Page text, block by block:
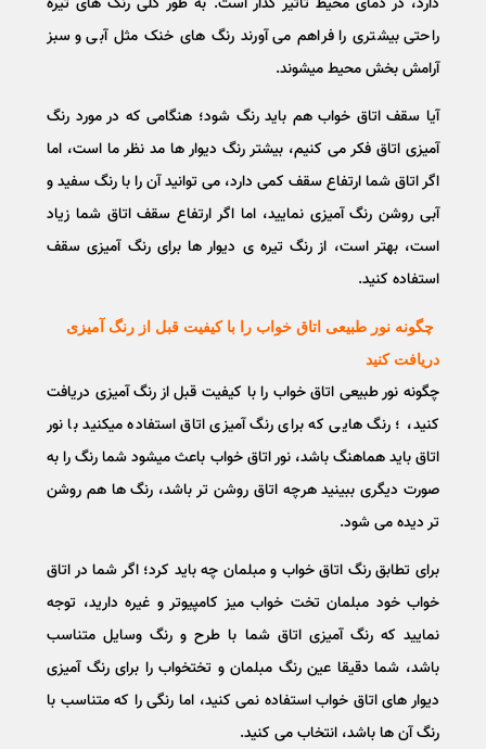
راحتی بیشتری را فراهم می آورند رنگ های خنک مثل آبی و سبز
آرامش بخش محیط میشوند.
آیا سقف اتاق خواب هم باید رنگ شود؛ هنگامی که در مورد رنگ
آمیزی اتاق فکر می کنیم، بیشتر رنگ دیوار ها مد نظر ما است، اما
اگر اتاق شما ارتفاع سقف کمی دارد، می توانید آن را با رنگ سفید و
آبی روشن رنگ آمیزی نمایید، اما اگر ارتفاع سقف اتاق شما زیاد
است، بهتر است، از رنگ تیره ی دیوار ها برای رنگ آمیزی سقف
استفاده کنید.
چگونه نور طبیعی اتاق خواب را با کیفیت قبل از رنگ آمیزی
دریافت کنید
چگونه نور طبیعی اتاق خواب را با کیفیت قبل از رنگ آمیزی دریافت
کنید، ؛ رنگ هایی که برای رنگ آمیزی اتاق استفاده میکنید با نور
اتاق باید هماهنگ باشد، نور اتاق خواب باعث میشود شما رنگ را به
صورت دیگری ببینید هرچه اتاق روشن تر باشد، رنگ ها هم روشن
تر دیده می شود.
برای تطابق رنگ اتاق خواب و مبلمان چه باید کرد؛ اگر شما در اتاق
خواب خود مبلمان تخت خواب میز کامپیوتر و غیره دارید، توجه
نمایید که رنگ آمیزی اتاق شما با طرح و رنگ وسایل متناسب
باشد، شما دقیقا عین رنگ مبلمان و تختخواب را برای رنگ آمیزی
دیوار های اتاق خواب استفاده نمی کنید، اما رنگی را که متناسب با
رنگ آن ها باشد، انتخاب می کنید.